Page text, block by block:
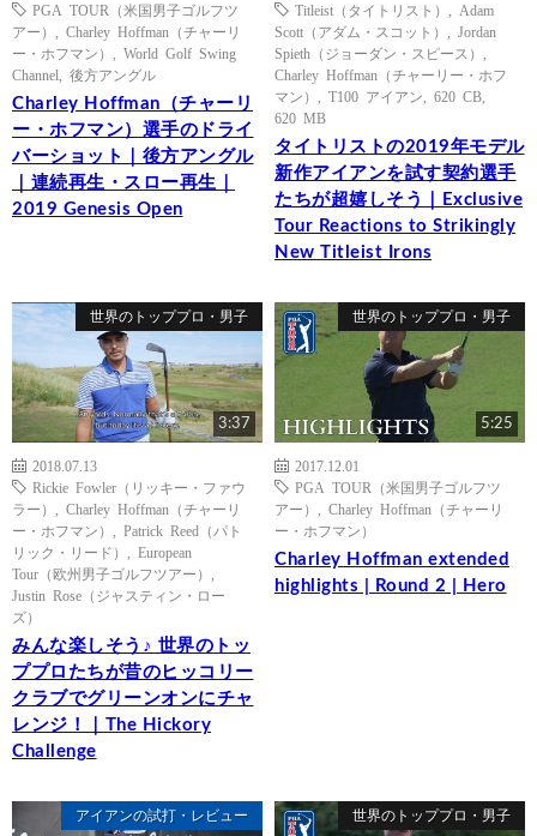
PGA TOUR（米国男子ゴルフツ
アー）
Charley Hoffman（チャーリ
ー・ホフマン）
World Golf Swing
Channel
後方アングル
Charley Hoffman（チャーリ
ー・ホフマン）選手のドライ
バーショット｜後方アングル
｜連続再生・スロー再生｜
2019 Genesis Open
Titleist（タイトリスト）
Adam
Scott（アダム・スコット）
Jordan
Spieth（ジョーダン・スピース）
Charley Hoffman（チャーリー・ホフ
マン）
T100 アイアン 620 CB
620 MB
タイトリストの2019年モデル
新作アイアンを試す契約選手
たちが超嬉しそう｜Exclusive
Tour Reactions to Strikingly
New Titleist Irons
世界のトッププロ・男子
3:37
2018.07.13
Rickie Fowler（リッキー・ファウ
ラー）
Charley Hoffman（チャーリ
ー・ホフマン）
Patrick Reed（パト
リック・リード）
European
Tour（欧州男子ゴルフツアー）
Justin Rose（ジャスティン・ロー
ズ）
みんな楽しそう♪ 世界のトッ
ププロたちが昔のヒッコリー
クラブでグリーンオンにチャ
レンジ！｜The Hickory
Challenge
世界のトッププロ・男子
5:25
2017.12.01
PGA TOUR（米国男子ゴルフツ
アー）
Charley Hoffman（チャーリ
ー・ホフマン）
Charley Hoffman extended
highlights | Round 2 | Hero
アイアンの試打・レビュー 世界のトッププロ・男子